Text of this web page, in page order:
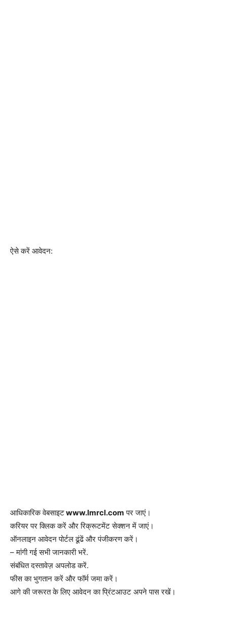
ऐसे करें आवेदन:
आधिकारिक वेबसाइटwww.lmrcl.com पर जाएं।
करियर पर क्लिक करें और रिक्रूटमेंट सेक्शन में जाएं।
ऑनलाइन आवेदन पोर्टल ढूंढें और पंजीकरण करें।
– मांगी गई सभी जानकारी भरें.
संबंधित दस्तावेज़ अपलोड करें.
फीस का भुगतान करें और फॉर्म जमा करें।
आगे की जरूरत के लिए आवेदन का प्रिंटआउट अपने पास रखें।